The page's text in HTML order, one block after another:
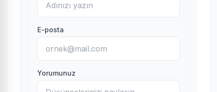
E-posta
Yorumunuz